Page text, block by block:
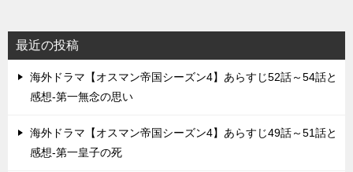
最近の投稿
海外ドラマ【オスマン帝国シーズン4】あらすじ52話～54話と
感想-第一無念の思い
海外ドラマ【オスマン帝国シーズン4】あらすじ49話～51話と
感想-第一皇子の死